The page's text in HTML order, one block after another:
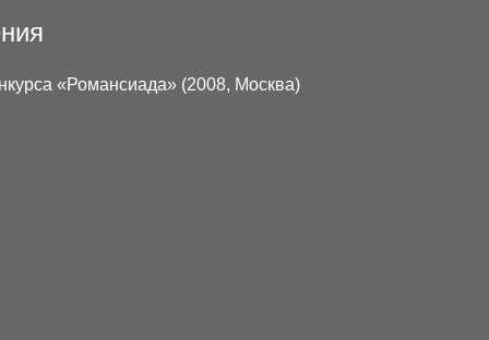
«Романсиада» (2008, Москва)